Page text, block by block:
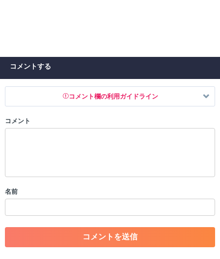
コメントする
コメント欄の利用ガイドライン
以下の書き込みを禁止とし、場合によってはコメント削除や書き込み制
・一度削除された投稿を再び投稿すること
・アカウントの売買など金銭が絡む内容の投稿
・各ゲームのネタバレを含む内容の投稿
・その他、管理者が不適切と判断した投稿
コメント
名前